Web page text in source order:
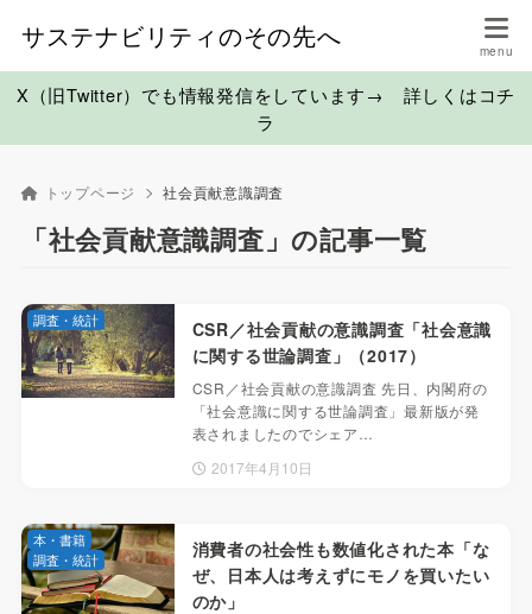
サステナビリティのその先へ
X（旧Twitter）でも情報発信をしています→ 詳しくはコチ
ラ
トップページ 社会貢献意識調査
「社会貢献意識調査」の記事一覧
CSR／社会貢献の意識調査「社会意識
に関する世論調査」（2017）
CSR／社会貢献の意識調査 先日、内閣府の
「社会意識に関する世論調査」最新版が発
表されましたのでシェア…
2017年4月10日
調査・統計
消費者の社会性も数値化された本「な
ぜ、日本人は考えずにモノを買いたい
のか」
本・書籍
調査・統計